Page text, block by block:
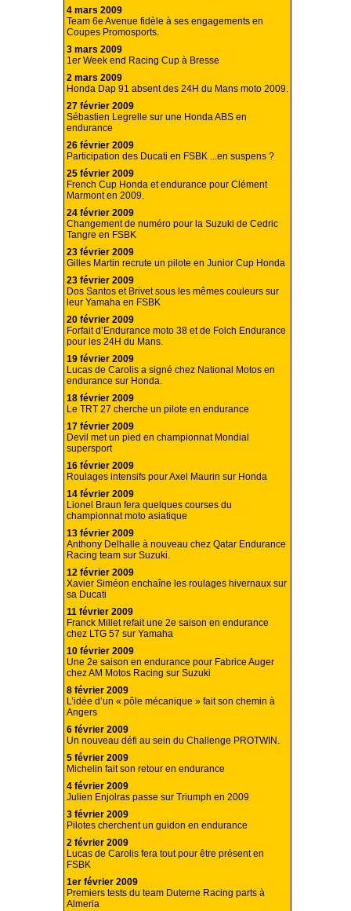
4 mars 2009
Team 6e Avenue fidèle à ses engagements en
Coupes Promosports.
3 mars 2009
1er Week end Racing Cup à Bresse
2 mars 2009
Honda Dap 91 absent des 24H du Mans moto 2009.
27 février 2009
Sébastien Legrelle sur une Honda ABS en
endurance
26 février 2009
Participation des Ducati en FSBK ...en suspens ?
25 février 2009
French Cup Honda et endurance pour Clément
Marmont en 2009.
24 février 2009
Changement de numéro pour la Suzuki de Cedric
Tangre en FSBK
23 février 2009
Gilles Martin recrute un pilote en Junior Cup Honda
23 février 2009
Dos Santos et Brivet sous les mêmes couleurs sur
leur Yamaha en FSBK
20 février 2009
Forfait d’Endurance moto 38 et de Folch Endurance
pour les 24H du Mans.
19 février 2009
Lucas de Carolis a signé chez National Motos en
endurance sur Honda.
18 février 2009
Le TRT 27 cherche un pilote en endurance
17 février 2009
Devil met un pied en championnat Mondial
supersport
16 février 2009
Roulages intensifs pour Axel Maurin sur Honda
14 février 2009
Lionel Braun fera quelques courses du
championnat moto asiatique
13 février 2009
Anthony Delhalle à nouveau chez Qatar Endurance
Racing team sur Suzuki.
12 février 2009
Xavier Siméon enchaîne les roulages hivernaux sur
sa Ducati
11 février 2009
Franck Millet refait une 2e saison en endurance
chez LTG 57 sur Yamaha
10 février 2009
Une 2e saison en endurance pour Fabrice Auger
chez AM Motos Racing sur Suzuki
8 février 2009
L’idée d’un « pôle mécanique » fait son chemin à
Angers
6 février 2009
Un nouveau défi au sein du Challenge PROTWIN.
5 février 2009
Michelin fait son retour en endurance
4 février 2009
Julien Enjolras passe sur Triumph en 2009
3 février 2009
Pilotes cherchent un guidon en endurance
2 février 2009
Lucas de Carolis fera tout pour être présent en
FSBK
1er février 2009
Premiers tests du team Duterne Racing parts à
Almeria